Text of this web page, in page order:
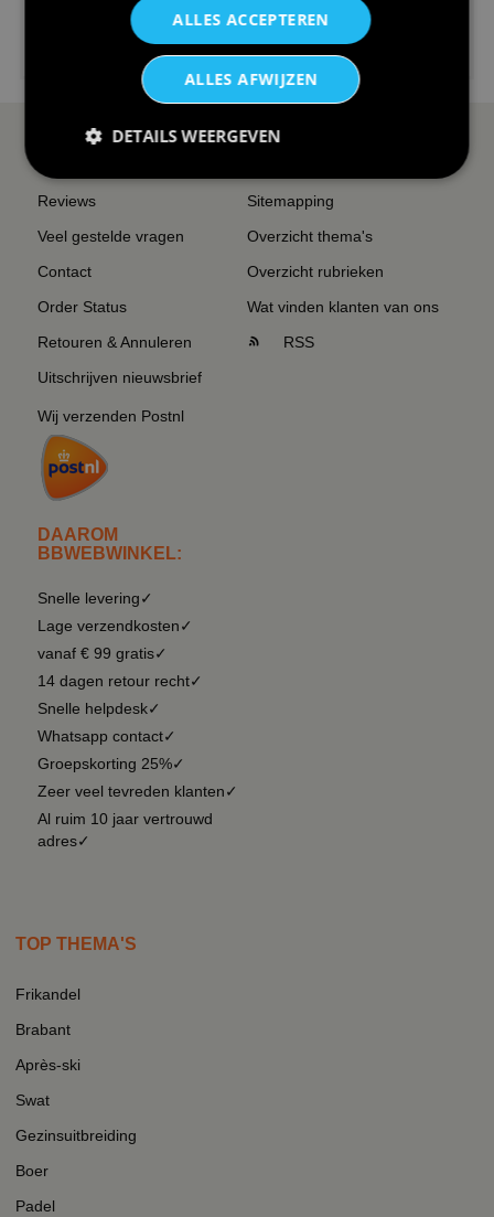
I love korfbal t-shirt sport s...
SERVICE EN INFO
Reviews
Veel gestelde vragen
Contact
Order Status
Retouren & Annuleren
Uitschrijven nieuwsbrief
Wij verzenden Postnl
DAAROM
BBWEBWINKEL:
Snelle levering✓
Lage verzendkosten✓
vanaf € 99 gratis✓
14 dagen retour recht✓
Snelle helpdesk✓
Whatsapp contact✓
Groepskorting 25%✓
Zeer veel tevreden klanten✓
Al ruim 10 jaar vertrouwd
adres✓
Sitemapping
Overzicht thema's
Overzicht rubrieken
Wat vinden klanten van ons
RSS
TOP THEMA'S
Frikandel
Brabant
Après-ski
Swat
Gezinsuitbreiding
Boer
Padel
ALLES ACCEPTEREN
ALLES AFWIJZEN
DETAILS WEERGEVEN